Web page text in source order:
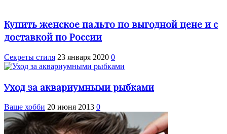
Купить женское пальто по выгодной цене и с
доставкой по России
Секреты стиля 23 января 2020 0
Уход за аквариумными рыбками
Ваше хобби 20 июня 2013 0